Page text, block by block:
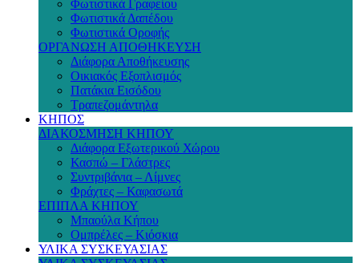
Φωτιστικά Γραφείου
Φωτιστικά Δαπέδου
Φωτιστικά Οροφής
ΟΡΓΑΝΩΣΗ ΑΠΟΘΗΚΕΥΣΗ
Διάφορα Αποθήκευσης
Οικιακός Εξοπλισμός
Πατάκια Εισόδου
Τραπεζομάντηλα
ΚΗΠΟΣ
ΔΙΑΚΟΣΜΗΣΗ ΚΗΠΟΥ
Διάφορα Εξωτερικού Χώρου
Κασπώ – Γλάστρες
Συντριβάνια – Λίμνες
Φράχτες – Καφασωτά
ΕΠΙΠΛΑ ΚΗΠΟΥ
Μπαούλα Κήπου
Ομπρέλες – Κιόσκια
ΥΛΙΚΑ ΣΥΣΚΕΥΑΣΙΑΣ